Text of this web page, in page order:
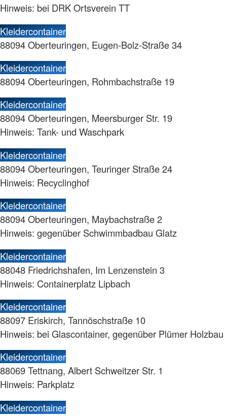
Hinweis: bei DRK Ortsverein TT
Kleidercontainer
88094 Oberteuringen, Eugen-Bolz-Straße 34
Kleidercontainer
88094 Oberteuringen, Rohmbachstraße 19
Kleidercontainer
88094 Oberteuringen, Meersburger Str. 19
Hinweis: Tank- und Waschpark
Kleidercontainer
88094 Oberteuringen, Teuringer Straße 24
Hinweis: Recyclinghof
Kleidercontainer
88094 Oberteuringen, Maybachstraße 2
Hinweis: gegenüber Schwimmbadbau Glatz
Kleidercontainer
88048 Friedrichshafen, Im Lenzenstein 3
Hinweis: Containerplatz Lipbach
Kleidercontainer
88097 Eriskirch, Tannöschstraße 10
Hinweis: bei Glascontainer, gegenüber Plümer Holzbau
Kleidercontainer
88069 Tettnang, Albert Schweitzer Str. 1
Hinweis: Parkplatz
Kleidercontainer